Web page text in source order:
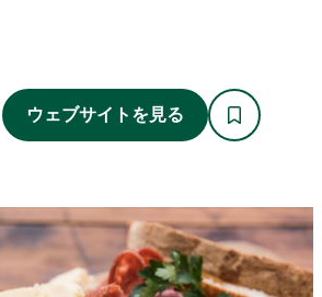
ウェブサイトを見る